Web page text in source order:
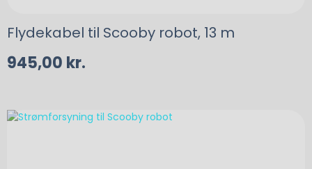
Flydekabel til Scooby robot, 13 m
945,00 kr.